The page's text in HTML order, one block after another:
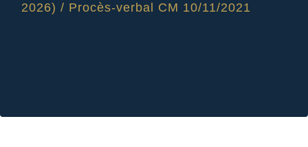
2026) / Procès-verbal CM 10/11/2021